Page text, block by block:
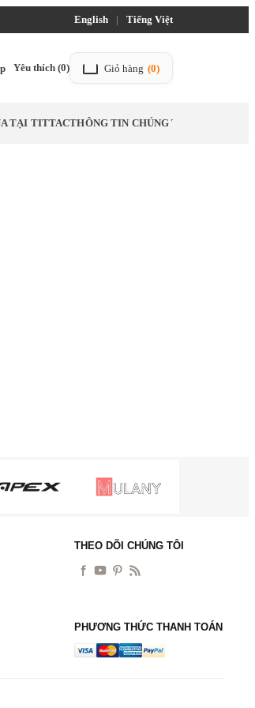
English | Tiếng Việt
Yêu thích (0) Giỏ hàng (0)
TẠI TITTACTHÔNG TIN CHÚNG TÔI
THEO DÕI CHÚNG TÔI
PHƯƠNG THỨC THANH TOÁN